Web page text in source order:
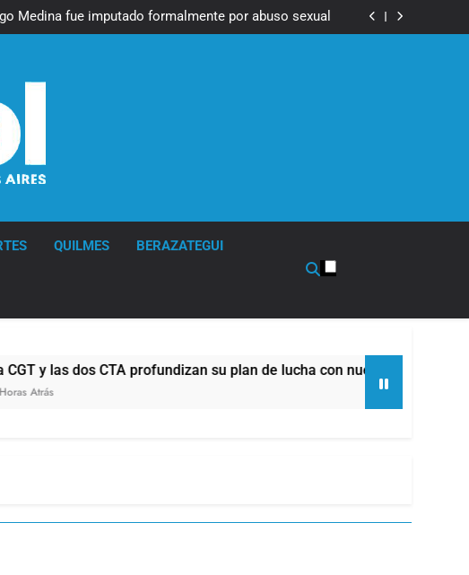
Medina fue imputado formalmente por abuso sexual
CTA profundizan su plan de lucha con nuevas marchas
profundizan su plan de lucha con nuevas marchas
QUILMES BERAZATEGUI
las dos CTA profundizan su plan de lucha con nuevas marchas contra